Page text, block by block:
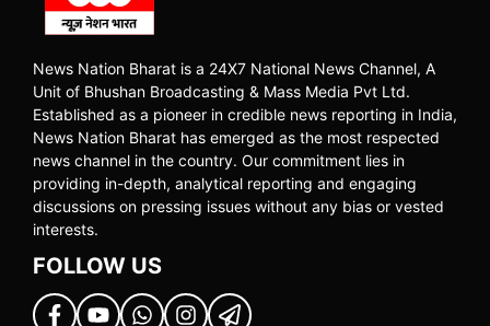
News Nation Bharat is a 24X7 National News Channel, A
Unit of Bhushan Broadcasting & Mass Media Pvt Ltd.
Established as a pioneer in credible news reporting in India,
News Nation Bharat has emerged as the most respected
news channel in the country. Our commitment lies in
providing in-depth, analytical reporting and engaging
discussions on pressing issues without any bias or vested
interests.
FOLLOW US